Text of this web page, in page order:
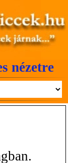
nézetre